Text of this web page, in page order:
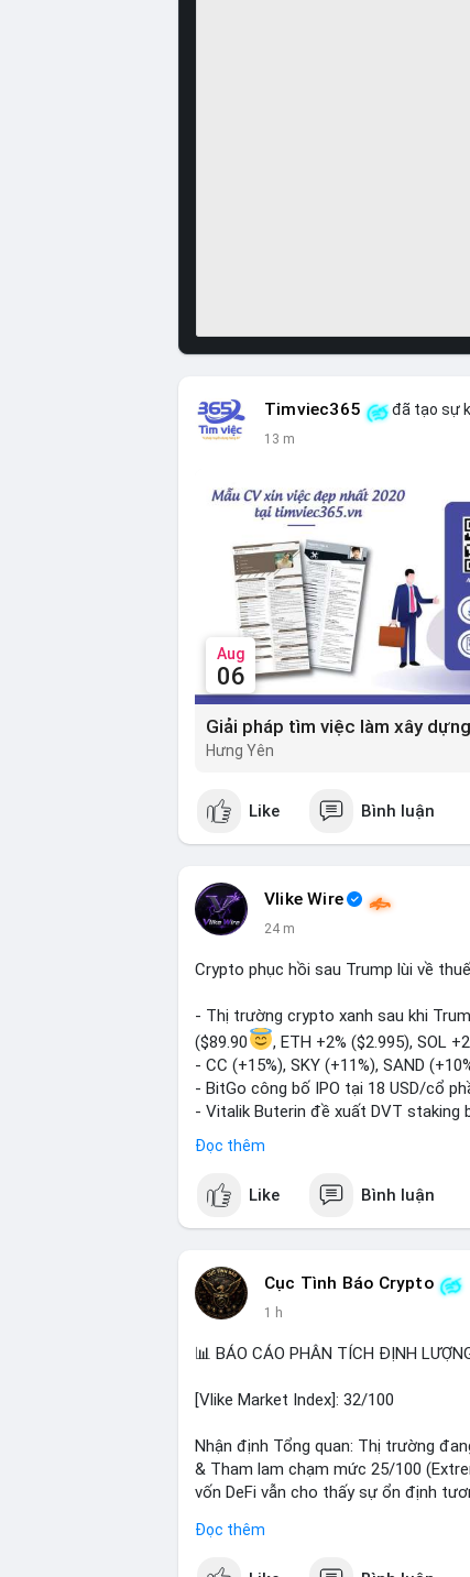
Timviec365 đã tạo sự
13 m
Aug
06
Hưng Yên
Like Bình luận
Vlike Wire
24 m
Crypto phục hồi sau Trump lùi về
- Thị trường crypto xanh sau khi
($89.90
, ETH +2% ($2.995), SOL
- CC (+15%), SKY (+11%), SAND
- BitGo công bố IPO tại 18 USD/cổ
- Vitalik Buterin đề xuất DVT
Ethereum
- Hong Kong phát hành giấy phép
- Nga xác định crypto là tài sản hợp
- Trump hy vọng ký vào luật cấu
Quốc hội
- Steak ’n Shake cho phép nhân
#binancesquare
#cryptonews #btc
#hongkong
$btc $eth $sol $xrp $cc #cc $sky
#vlikevn #titanbot
📰 Nguồn: Decrypt
Đọc thêm
Like Bình luận
Cục Tình Báo Crypto
1 h
📊 BÁO CÁO PHÂN TÍCH ĐỊNH
[Vlike Market Index]: 32/100
Nhận định Tổng quan: Thị trường
& Tham lam chạm mức 25/100
vốn DeFi vẫn cho thấy sự ổn định
Phân tích Dòng tiền DeFi (DefiLlama):
Đọc thêm